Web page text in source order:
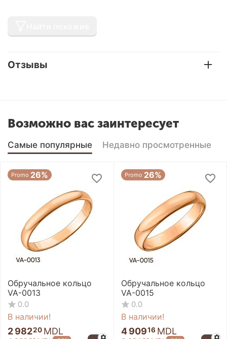
Отзывы
Возможно вас заинтересует
Самые популярные Недавно просмотренные
Promo 26%
Обручальное кольцо
VA-0013
0.0
В наличии!
2 98220 MDL
Promo 26%
Обручальное кольцо
VA-0015
0.0
В наличии!
4 90916 MDL